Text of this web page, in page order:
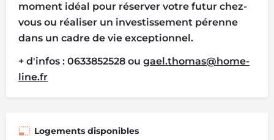
moment idéal pour réserver votre futur chez-
vous ou réaliser un investissement pérenne
dans un cadre de vie exceptionnel.
+ d'infos : 0633852528 ou gael.thomas@home-
line.fr
Logements disponibles